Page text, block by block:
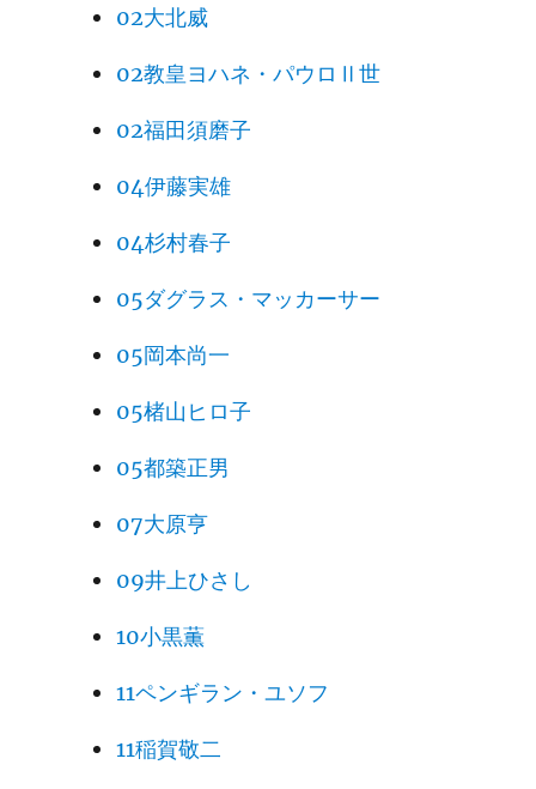
02大北威
02教皇ヨハネ・パウロⅡ世
02福田須磨子
04伊藤実雄
04杉村春子
05ダグラス・マッカーサー
05岡本尚一
05楮山ヒロ子
05都築正男
07大原亨
09井上ひさし
10小黒薫
11ペンギラン・ユソフ
11稲賀敬二